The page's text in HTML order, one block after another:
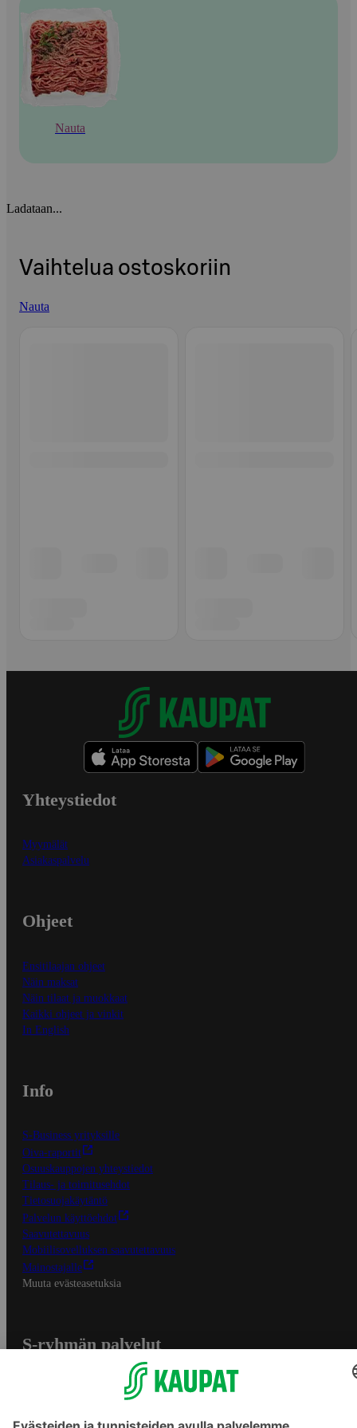
Nauta
Ladataan...
Vaihtelua ostoskoriin
Nauta
Yhteystiedot
Myymälät
Asiakaspalvelu
Ohjeet
Ensitilaajan ohjeet
Näin maksat
Näin tilaat ja muokkaat
Kaikki ohjeet ja vinkit
In English
Info
S-Business yrityksille
Oiva-raportit
Osuuskauppojen yhteystiedot
Tilaus- ja toimitusehdot
Tietosuojakäytäntö
Palvelun käyttöehdot
Saavutettavuus
Mobiilisovelluksen saavutettavuus
Mainostajalle
Muuta evästeasetuksia
S-ryhmän palvelut